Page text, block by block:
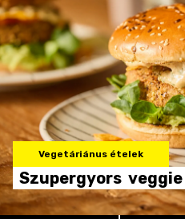
Vegetáriánus ételek
Szupergyors veggie